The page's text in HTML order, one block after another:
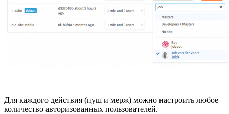
Для каждого действия (пуш и мерж) можно настроить любое
количество авторизованных пользователей.